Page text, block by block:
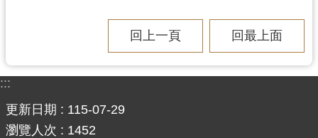
回上一頁 回最上面
:::
更新日期
115-07-29
瀏覽人次
1452